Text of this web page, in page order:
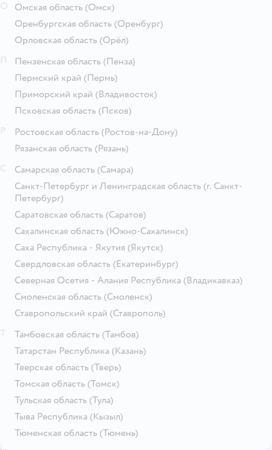
Омская область (Омск)
Оренбургская область (Оренбург)
Орловская область (Орёл)
Пензенская область (Пенза)
Пермский край (Пермь)
Приморский край (Владивосток)
Псковская область (Псков)
Ростовская область (Ростов-на-Дону)
Рязанская область (Рязань)
Самарская область (Самара)
Санкт-Петербург и Ленинградская область (г. Санкт-
Петербург)
Саратовская область (Саратов)
Сахалинская область (Южно-Сахалинск)
Саха Республика - Якутия (Якутск)
Свердловская область (Екатеринбург)
Северная Осетия - Алания Республика (Владикавказ)
Смоленская область (Смоленск)
Ставропольский край (Ставрополь)
Тамбовская область (Тамбов)
Татарстан Республика (Казань)
Тверская область (Тверь)
Томская область (Томск)
Тульская область (Тула)
Тыва Республика (Кызыл)
Тюменская область (Тюмень)